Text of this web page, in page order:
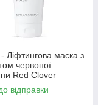
Ліфтингова маска з
червоної
Red Clover
Mask 50 мл
відправки